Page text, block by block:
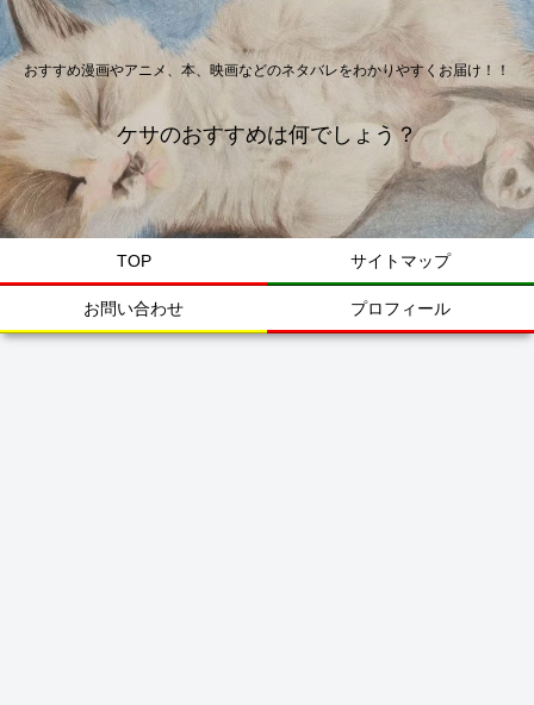
おすすめ漫画やアニメ、本、映画などのネタバレをわかりやすくお届け！！
ケサのおすすめは何でしょう？
TOP サイトマップ
お問い合わせ プロフィール